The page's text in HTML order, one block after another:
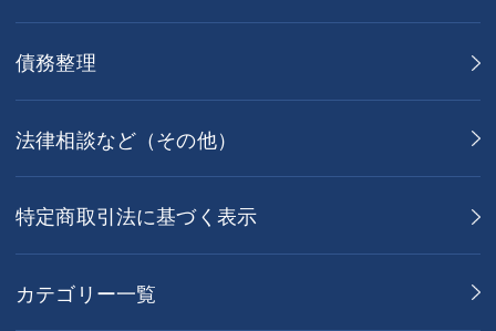
債務整理
法律相談など（その他）
特定商取引法に基づく表示
カテゴリー一覧